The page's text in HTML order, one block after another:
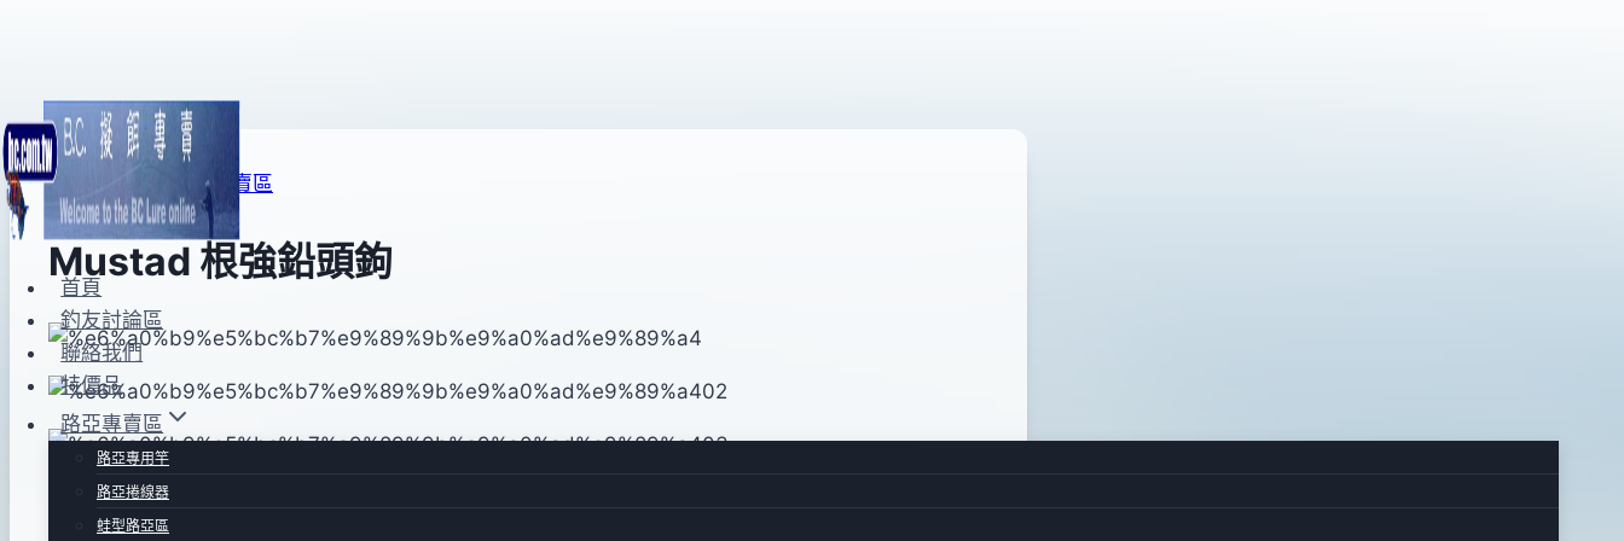
Skip
to
content
首頁
釣友討論區
聯絡我們
特價品
路亞專賣區
路亞專用竿
路亞捲線器
蛙型路亞區
路亞專用鉤 路亞專賣區
Mustad 根強鉛頭鉤
Bybc
pro-
shop
2017
年
09
月